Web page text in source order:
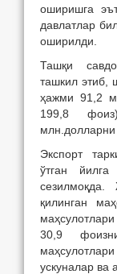
оширишга
давлатлар
оширилди.
Ташқи
ташкил этиб,
ҳажми 91,2
199,8
млн.долларни
Экспорт
ўтган йилга
сезилмоқда.
қилинган
30,9
ускуналар ва